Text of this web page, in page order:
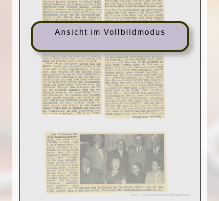
Ansicht im Vollbildmodus